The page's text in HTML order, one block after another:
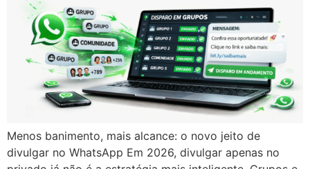
Menos banimento, mais alcance: o novo jeito de
divulgar no WhatsApp Em 2026, divulgar apenas no